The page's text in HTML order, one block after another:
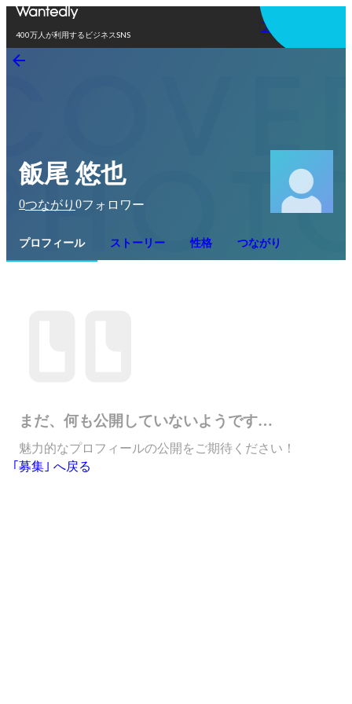
400万人が利用するビジネスSNS
アプリを使う
飯尾 悠也
0つながり 0フォロワー
プロフィール ストーリー 性格 つながり
まだ、何も公開していないようです…
魅力的なプロフィールの公開をご期待ください！
｢募集｣ へ戻る